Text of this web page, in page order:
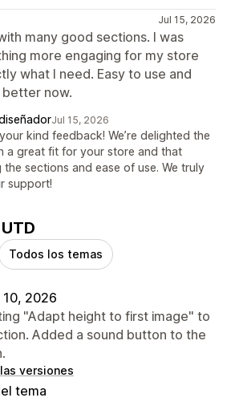
Jul 15, 2026
many good sections. I was
more engaging for my store
what I need. Easy to use and
now.
Jul 15, 2026
kind feedback! We’re delighted the
a great fit for your store and that
the sections and ease of use. We truly
support!
Todos los temas
10, 2026
"Adapt height to first image" to
Added a sound button to the
versiones
tema